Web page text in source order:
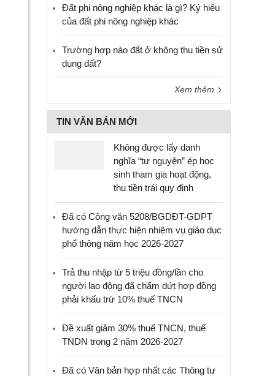
Đất phi nông nghiệp khác là gì? Ký hiệu
của đất phi nông nghiệp khác
Trường hợp nào đất ở không thu tiền sử
dụng đất?
Xem thêm
TIN VĂN BẢN MỚI
Không được lấy danh
nghĩa “tự nguyện” ép học
sinh tham gia hoạt động,
thu tiền trái quy định
Đã có Công văn 5208/BGDĐT-GDPT
hướng dẫn thực hiện nhiệm vụ giáo dục
phổ thông năm học 2026-2027
Trả thu nhập từ 5 triệu đồng/lần cho
người lao động đã chấm dứt hợp đồng
phải khấu trừ 10% thuế TNCN
Đề xuất giảm 30% thuế TNCN, thuế
TNDN trong 2 năm 2026-2027
Đã có Văn bản hợp nhất các Thông tư